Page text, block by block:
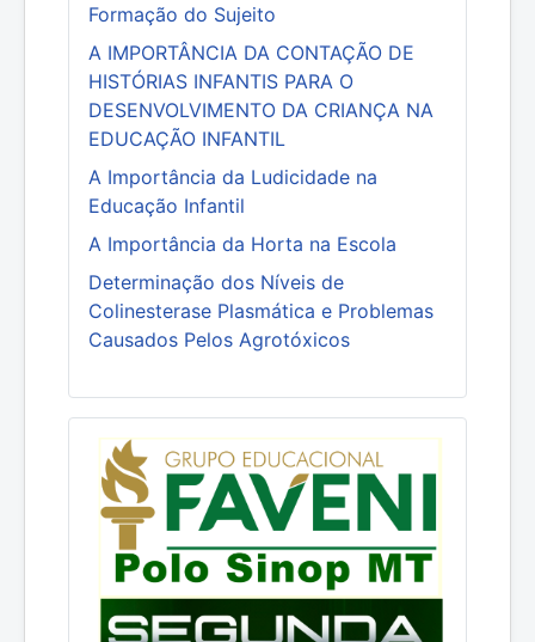
Formação do Sujeito
A IMPORTÂNCIA DA CONTAÇÃO DE
HISTÓRIAS INFANTIS PARA O
DESENVOLVIMENTO DA CRIANÇA NA
EDUCAÇÃO INFANTIL
A Importância da Ludicidade na
Educação Infantil
A Importância da Horta na Escola
Determinação dos Níveis de
Colinesterase Plasmática e Problemas
Causados Pelos Agrotóxicos